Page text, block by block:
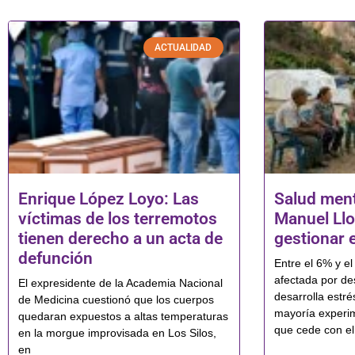
ACTUALIDAD
Enrique López Loyo: Las
víctimas de los terremotos
tienen derecho a un acta de
defunción
El expresidente de la Academia Nacional
de Medicina cuestionó que los cuerpos
quedaran expuestos a altas temperaturas
en la morgue improvisada en Los Silos,
en
Salud
Manuel
gestionar
Entre el 6% y
afectada por
desarrolla
mayoría
que cede con el